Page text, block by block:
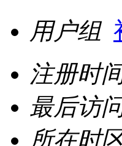
用户组
注册时
最后访
所在时